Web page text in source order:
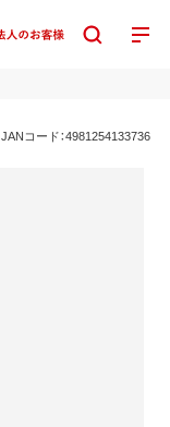
JANコード：4981254133736